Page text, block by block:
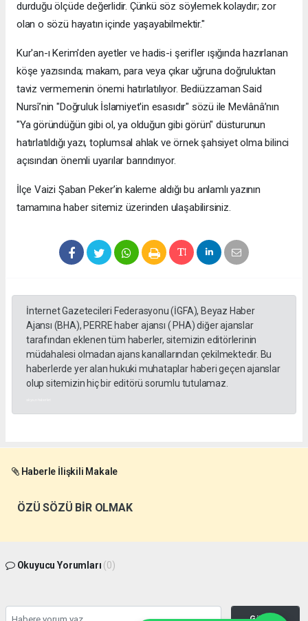
durduğu ölçüde değerlidir. Çünkü söz söylemek kolaydır; zor
olan o sözü hayatın içinde yaşayabilmektir."
​Kur'an-ı Kerim'den ayetler ve hadis-i şerifler ışığında hazırlanan
köşe yazısında; makam, para veya çıkar uğruna doğruluktan
taviz vermemenin önemi hatırlatılıyor. Bediüzzaman Said
Nursî’nin "Doğruluk İslamiyet'in esasıdır" sözü ile Mevlânâ’nın
"Ya göründüğün gibi ol, ya olduğun gibi görün" düsturunun
hatırlatıldığı yazı, toplumsal ahlak ve örnek şahsiyet olma bilinci
açısından önemli uyarılar barındırıyor.
​İlçe Vaizi Şaban Peker’in kaleme aldığı bu anlamlı yazının
tamamına haber sitemiz üzerinden ulaşabilirsiniz.
İnternet Gazetecileri Federasyonu (İGFA), Beyaz Haber
Ajansı (BHA), PERRE haber ajansı ( PHA) diğer ajanslar
tarafından eklenen tüm haberler, sitemizin editörlerinin
müdahalesi olmadan ajans kanallarından çekilmektedir. Bu
haberlerde yer alan hukuki muhataplar haberi geçen ajanslar
olup sitemizin hiç bir editörü sorumlu tutulamaz.
Haberle İlişkili Makale
ÖZÜ SÖZÜ BİR OLMAK
Okuyucu Yorumları (0)
Gönder